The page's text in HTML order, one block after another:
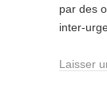
par des
inter-
Laisser